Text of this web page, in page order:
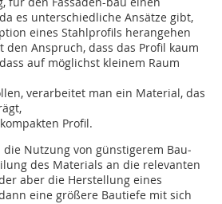
es unterschiedliche Ansätze gibt,
eines Stahlprofils herangehen
den Anspruch, dass das Profil kaum
auf möglichst kleinem Raum
verarbeitet man ein Material, das
Profil.
die Nutzung von günstigerem Bau­
des Materials an die relevanten
aber die Herstellung eines
eine größere Bautiefe mit sich